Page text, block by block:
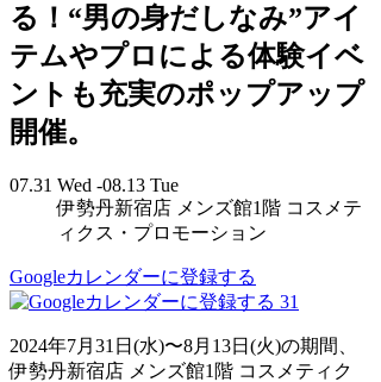
る！“男の身だしなみ”アイ
テムやプロによる体験イベ
ントも充実のポップアップ
開催。
07.31 Wed -08.13 Tue
伊勢丹新宿店 メンズ館1階 コスメテ
ィクス・プロモーション
Googleカレンダーに登録する
31
2024年7月31日(水)〜8月13日(火)の期間、
伊勢丹新宿店 メンズ館1階 コスメティク